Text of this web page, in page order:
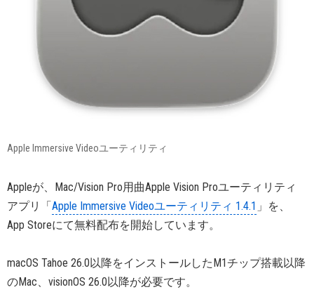
Apple Immersive Videoユーティリティ
Appleが、Mac/Vision Pro用曲Apple Vision Proユーティリティ
アプリ「Apple Immersive Videoユーティリティ 1.4.1 」を、
App Storeにて無料配布を開始しています。
macOS Tahoe 26.0以降をインストールしたM1チップ搭載以降
のMac、visionOS 26.0以降が必要です。